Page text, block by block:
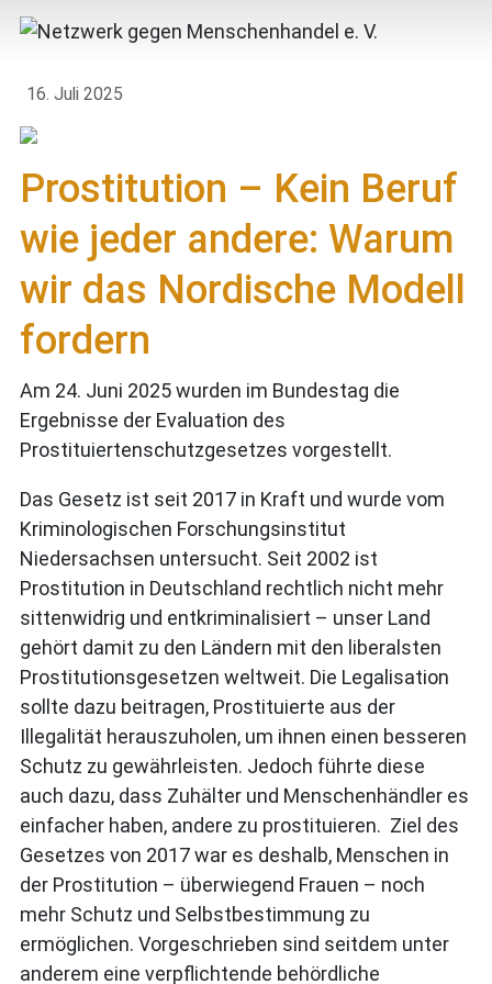
16. Juli 2025
Prostitution – Kein Beruf
wie jeder andere: Warum
wir das Nordische Modell
fordern
Am 24. Juni 2025 wurden im Bundestag die
Ergebnisse der Evaluation des
Prostituiertenschutzgesetzes vorgestellt.
Das Gesetz ist seit 2017 in Kraft und wurde vom
Kriminologischen Forschungsinstitut
Niedersachsen untersucht. Seit 2002 ist
Prostitution in Deutschland rechtlich nicht mehr
sittenwidrig und entkriminalisiert – unser Land
gehört damit zu den Ländern mit den liberalsten
Prostitutionsgesetzen weltweit. Die Legalisation
sollte dazu beitragen, Prostituierte aus der
Illegalität herauszuholen, um ihnen einen besseren
Schutz zu gewährleisten. Jedoch führte diese
auch dazu, dass Zuhälter und Menschenhändler es
einfacher haben, andere zu prostituieren. Ziel des
Gesetzes von 2017 war es deshalb, Menschen in
der Prostitution – überwiegend Frauen – noch
mehr Schutz und Selbstbestimmung zu
ermöglichen. Vorgeschrieben sind seitdem unter
anderem eine verpflichtende behördliche